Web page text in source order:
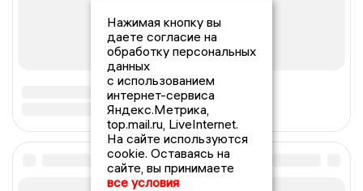
Нажимая кнопку вы
даете согласие на
обработку персональных
данных
с использованием
интернет-сервиса
Яндекс.Метрика,
top.mail.ru, LiveInternet.
На сайте используются
cookie. Оставаясь на
сайте, вы принимаете
все условия